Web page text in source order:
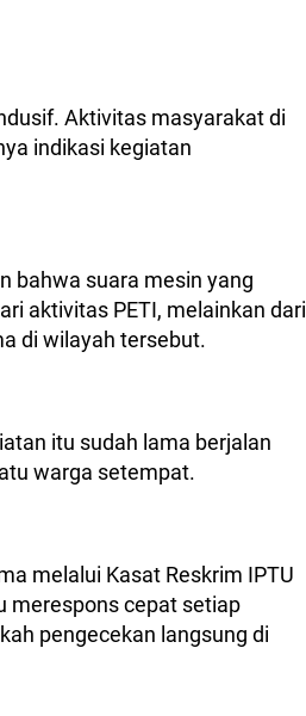
Aktivitas masyarakat di
indikasi kegiatan
bahwa suara mesin yang
aktivitas PETI, melainkan dari
di wilayah tersebut.
itu sudah lama berjalan
warga setempat.
melalui Kasat Reskrim IPTU
merespons cepat setiap
pengecekan langsung di